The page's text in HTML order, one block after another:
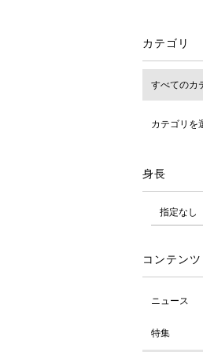
カテゴリ
すべてのカ
カテゴリを
身長
コンテンツ
ニュース
特集